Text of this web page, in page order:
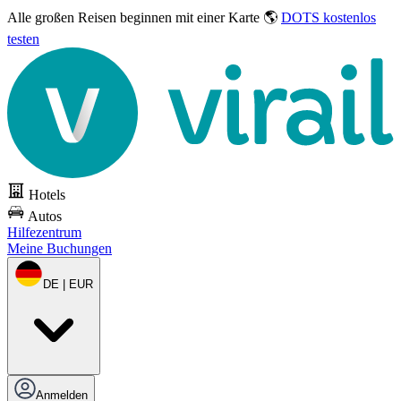
Alle großen Reisen beginnen mit einer Karte 🌎 DOTS kostenlos
testen
Hotels
Autos
Hilfezentrum
Meine Buchungen
DE | EUR
Anmelden